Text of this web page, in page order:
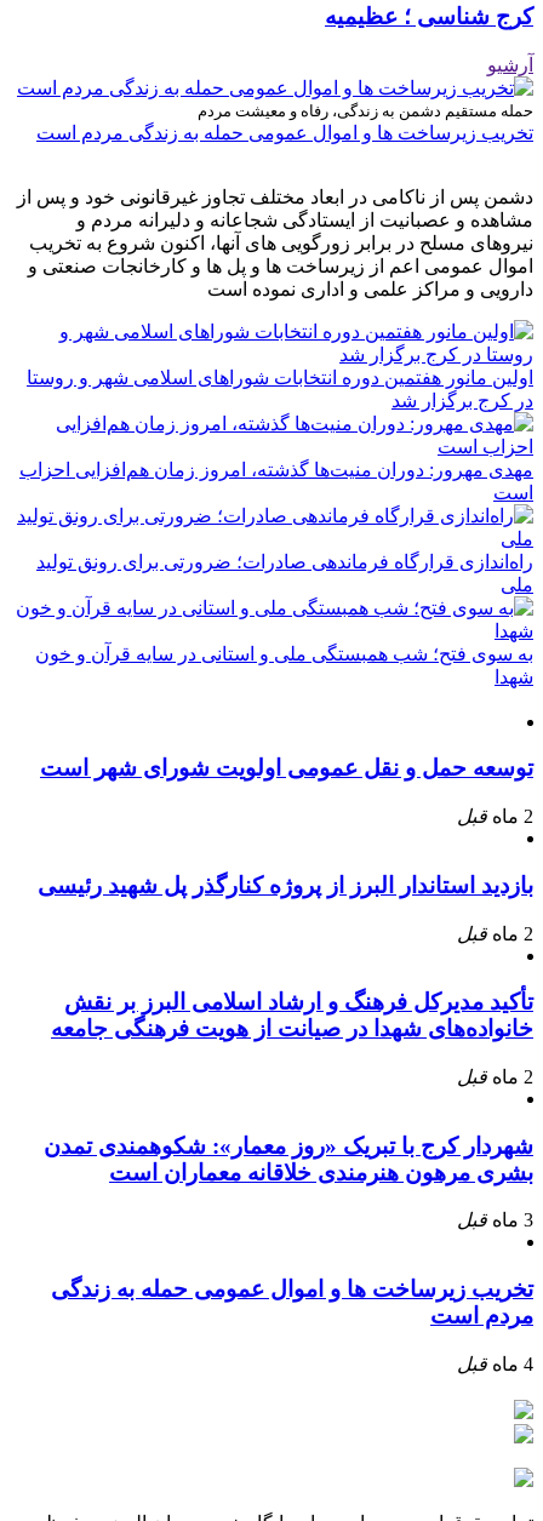
کرج شناسی ؛ عظیمیه
آرشیو
حمله مستقیم دشمن به زندگی، رفاه و معیشت مردم
تخریب زیرساخت ها و اموال عمومی حمله به زندگی مردم است
دشمن پس از ناکامی در ابعاد مختلف تجاوز غیرقانونی خود و پس از
مشاهده و عصبانیت از ایستادگی شجاعانه و دلیرانه مردم و
نیروهای مسلح در برابر زورگویی های آنها، اکنون شروع به تخریب
اموال عمومی اعم از زیرساخت ها و پل ها و کارخانجات صنعتی و
دارویی و مراکز علمی و اداری نموده است
اولین مانور هفتمین دوره انتخابات شوراهای اسلامی شهر و روستا
در کرج برگزار شد
مهدی مهرور: دوران منیت‌ها گذشته، امروز زمان هم‌افزایی احزاب
است
راه‌اندازی قرارگاه فرماندهی صادرات؛ ضرورتی برای رونق تولید
ملی
به سوی فتح؛ شب همبستگی ملی و استانی در سایه قرآن و خون
شهدا
توسعه حمل و نقل عمومی اولویت شورای شهر است
2 ماه قبل
بازدید استاندار البرز از پروژه کنارگذر پل شهید رئیسی
2 ماه قبل
تأکید مدیرکل فرهنگ و ارشاد اسلامی البرز بر نقش
خانواده‌های شهدا در صیانت از هویت فرهنگی جامعه
2 ماه قبل
شهردار کرج با تبریک «روز معمار»: شکوهمندی تمدن
بشری مرهون هنرمندی خلاقانه معماران است
3 ماه قبل
تخریب زیرساخت ها و اموال عمومی حمله به زندگی
مردم است
4 ماه قبل